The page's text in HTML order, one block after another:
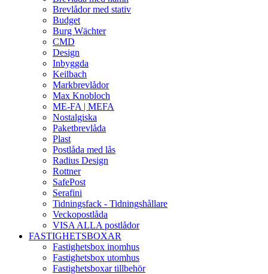
Brevlådor med stativ
Budget
Burg Wächter
CMD
Design
Inbyggda
Keilbach
Markbrevlådor
Max Knobloch
ME-FA | MEFA
Nostalgiska
Paketbrevlåda
Plast
Postlåda med lås
Radius Design
Rottner
SafePost
Serafini
Tidningsfack - Tidningshållare
Veckopostlåda
VISA ALLA postlådor
FASTIGHETSBOXAR
Fastighetsbox inomhus
Fastighetsbox utomhus
Fastighetsboxar tillbehör